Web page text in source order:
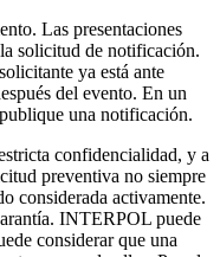
Las presentaciones
solicitud de notificación.
ya está ante
del evento. En un
una notificación.
confidencialidad, y a
preventiva no siempre
considerada activamente.
INTERPOL puede
considerar que una